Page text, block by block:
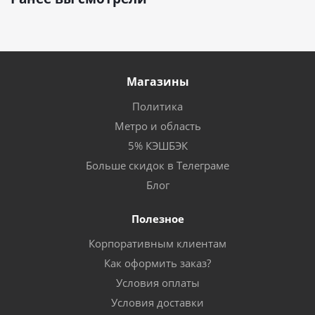
Магазины
Политика
Метро и область
5% КЭШБЭК
Больше скидок в Телеграме
Блог
Полезное
Корпоративным клиентам
Как оформить заказ?
Условия оплаты
Условия доставки